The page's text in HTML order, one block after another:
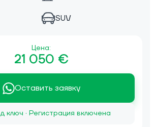
SUV
Цена:
21 050 €
Оставить заявку
ключ · Регистрация включена